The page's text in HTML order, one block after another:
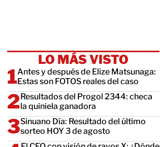
LO MÁS VISTO
Antes y después de Elize Matsunaga:
Estas son FOTOS reales del caso
Resultados del Progol 2344: checa
la quiniela ganadora
Sinuano Día: Resultado del último
sorteo HOY 3 de agosto